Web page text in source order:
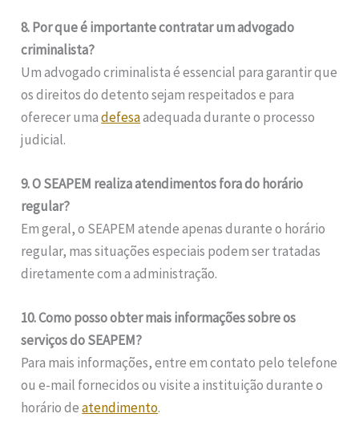
8. Por que é importante contratar um advogado
criminalista?
Um advogado criminalista é essencial para garantir que
os direitos do detento sejam respeitados e para
oferecer umadefesaadequada durante o processo
judicial.
9. O SEAPEM realiza atendimentos fora do horário
regular?
Em geral, o SEAPEM atende apenas durante o horário
regular, mas situações especiais podem ser tratadas
diretamente com a administração.
10. Como posso obter mais informações sobre os
serviços do SEAPEM?
Para mais informações, entre em contato pelo telefone
ou e-mail fornecidos ou visite a instituição durante o
horário deatendimento.